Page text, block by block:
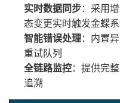
实时数据同步：采用
态变更实时触发金蝶
智能错误处理：内置
重试队列
全链路监控：提供完
追溯